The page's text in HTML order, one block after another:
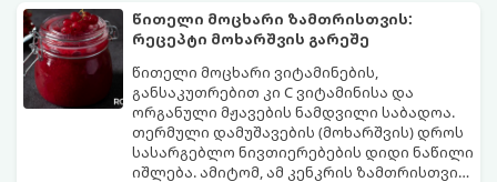
პორცია
წითელი მოცხარი ზამთრისთვის:
რეცეპტი მოხარშვის გარეშე
წითელი მოცხარი ვიტამინების,
განსაკუთრებით კი C ვიტამინისა და
ორგანული მჟავების ნამდვილი საბადოა.
თერმული დამუშავების (მოხარშვის) დროს
სასარგებლო ნივთიერებების დიდი ნაწილი
იშლება. ამიტომ, ამ კენკრის ზამთრისთვის